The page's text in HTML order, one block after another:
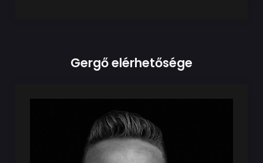
Gergő elérhetősége